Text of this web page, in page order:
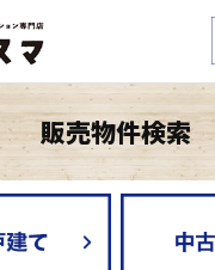
販売物件検索